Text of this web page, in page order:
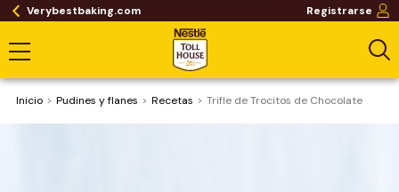
Verybestbaking.com Registrarse
Inicio Pudines y flanes Recetas Trifle de Trocitos de Chocolate